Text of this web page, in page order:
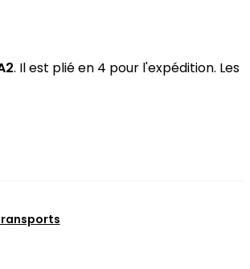
. Il est plié en 4 pour l'expédition. Les